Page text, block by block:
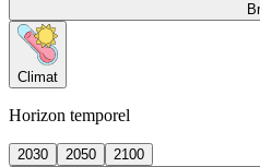
Climat
Horizon temporel
2030 2050
2100